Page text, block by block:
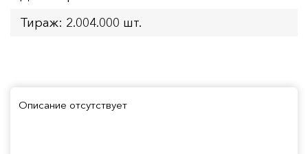
Тираж: 2.004.000 шт.
Описание отсутствует